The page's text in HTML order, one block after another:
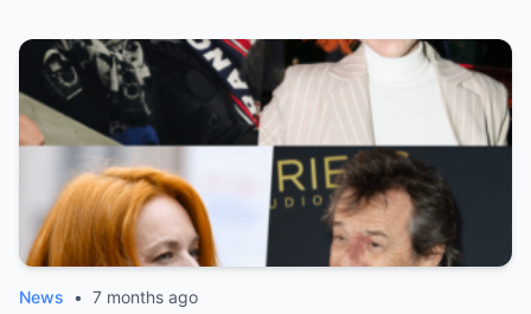
ça. Le décalage entre la somme remportée
et le rêve évoqué est tel que l’animateur a
dû remettre les pendules à l’heure avec
son humour légendaire. Plongez au cœur
de ce moment de télévision unique qui
prouve que l’argent ne change pas la
nature profonde des gens.
News • 7 months ago